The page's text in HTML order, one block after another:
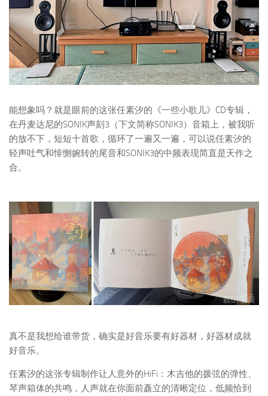
能想象吗？就是眼前的这张任素汐的《一些小歌儿》CD专辑，
在丹麦达尼的SONIK声刻3（下文简称SONIK3）音箱上，被我听
的放不下，短短十首歌，循环了一遍又一遍，可以说任素汐的
轻声吐气和悱恻婉转的尾音和SONIK3的中频表现简直是天作之
合。
真不是我想给谁带货，确实是好音乐要有好器材，好器材成就
好音乐。
任素汐的这张专辑制作让人意外的HiFi：木吉他的拨弦的弹性、
琴声箱体的共鸣，人声就在你面前矗立的清晰定位，低频恰到